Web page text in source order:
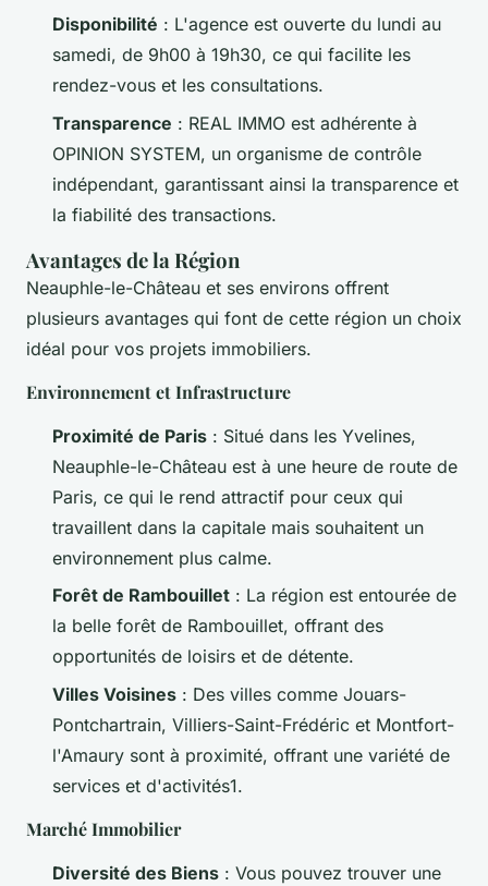
Disponibilité : L'agence est ouverte du lundi au
samedi, de 9h00 à 19h30, ce qui facilite les
rendez-vous et les consultations.
Transparence : REAL IMMO est adhérente à
OPINION SYSTEM, un organisme de contrôle
indépendant, garantissant ainsi la transparence et
la fiabilité des transactions.
Avantages de la Région
Neauphle-le-Château et ses environs offrent
plusieurs avantages qui font de cette région un choix
idéal pour vos projets immobiliers.
Environnement et Infrastructure
Proximité de Paris : Situé dans les Yvelines,
Neauphle-le-Château est à une heure de route de
Paris, ce qui le rend attractif pour ceux qui
travaillent dans la capitale mais souhaitent un
environnement plus calme.
Forêt de Rambouillet : La région est entourée de
la belle forêt de Rambouillet, offrant des
opportunités de loisirs et de détente.
Villes Voisines : Des villes comme Jouars-
Pontchartrain, Villiers-Saint-Frédéric et Montfort-
l'Amaury sont à proximité, offrant une variété de
services et d'activités1.
Marché Immobilier
Diversité des Biens : Vous pouvez trouver une